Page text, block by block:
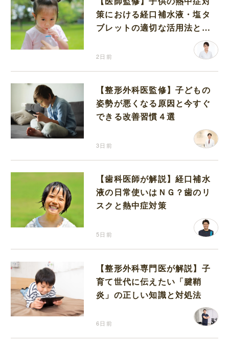
策における経口補水液・塩タ
ブレットの適切な活用法と水
2日前
【整形外科医監修】子どもの
姿勢が悪くなる原因と今すぐ
できる改善習慣４選
3日前
【歯科医師が解説】経口補水
液の日常使いはＮＧ？歯のリ
スクと熱中症対策
5日前
【整形外科専門医が解説】子
育て世代に伝えたい「腱鞘
炎」の正しい知識と対処法
6日前